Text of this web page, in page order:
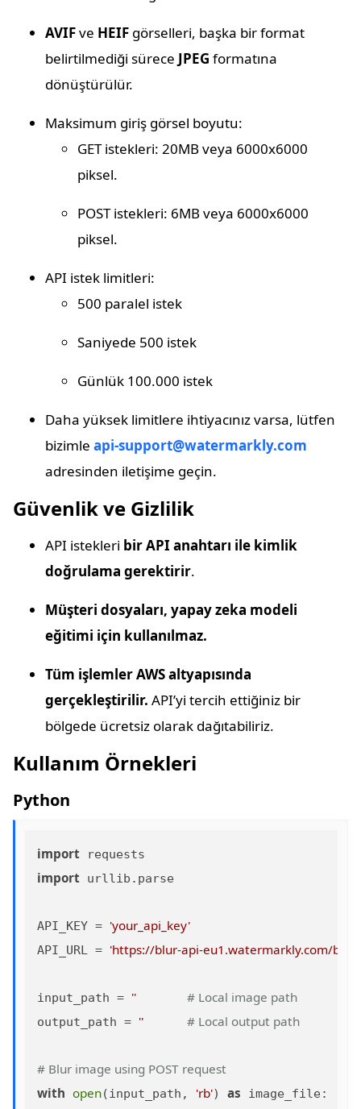
AVIFve HEIF görselleri, başka bir format
belirtilmediği sürece JPEG formatına
dönüştürülür.
Maksimum giriş görsel boyutu:
GET istekleri: 20MB veya 6000x6000
piksel.
POST istekleri: 6MB veya 6000x6000
piksel.
API istek limitleri:
500 paralel istek
Saniyede 500 istek
Günlük 100.000 istek
Daha yüksek limitlere ihtiyacınız varsa, lütfen
bizimle api-support@watermarkly.com
adresinden iletişime geçin.
Güvenlik ve Gizlilik
API istekleri bir API anahtarı ile kimlik
doğrulama gerektirir.
Müşteri dosyaları, yapay zeka modeli
eğitimi için kullanılmaz.
Tüm işlemler AWS altyapısında
gerçekleştirilir. API’yi tercih ettiğiniz bir
bölgede ücretsiz olarak dağıtabiliriz.
Kullanım Örnekleri
Python
import
import urllib.parse
API_KEY = 'your_api_key'
API_URL = 'https://blur-api-eu1.watermarkly.com/
input_path = '' # Local image path
output_path = '' # Local output path
# Blur image using POST request
with open(input_path, 'rb') as image_file: